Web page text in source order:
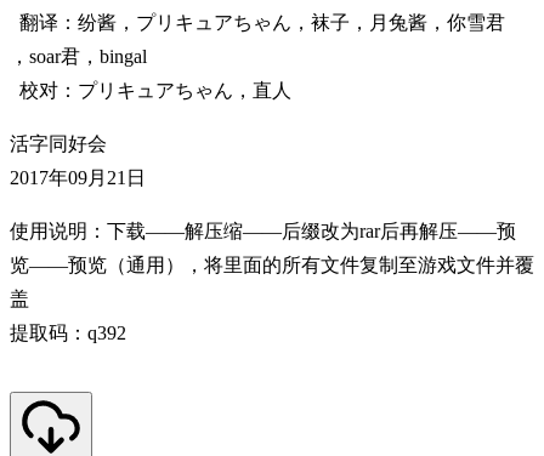
翻译：纷酱，プリキュアちゃん，袜子，月兔酱，你雪君
，soar君，bingal
校对：プリキュアちゃん，直人
活字同好会
2017年09月21日
使用说明：下载——解压缩——后缀改为rar后再解压——预
览——预览（通用），将里面的所有文件复制至游戏文件并覆
盖
提取码：q392